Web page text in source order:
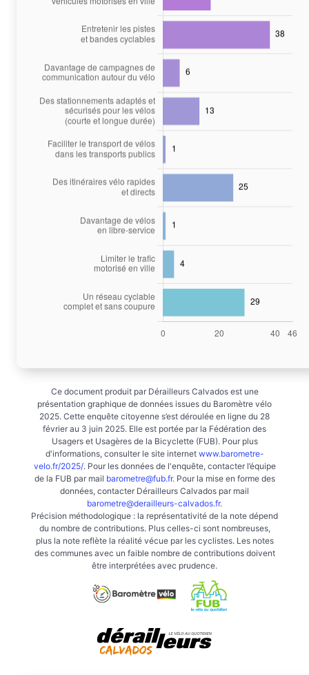
Ce document produit par Dérailleurs Calvados est une
présentation graphique de données issues du Baromètre vélo
2025. Cette enquête citoyenne s’est déroulée en ligne du 28
février au 3 juin 2025. Elle est portée par la Fédération des
Usagers et Usagères de la Bicyclette (FUB). Pour plus
d'informations, consulter le site internet www.barometre-
velo.fr/2025/. Pour les données de l'enquête, contacter l’équipe
de la FUB par mail barometre@fub.fr. Pour la mise en forme des
données, contacter Dérailleurs Calvados par mail
barometre@derailleurs-calvados.fr.
Précision méthodologique : la représentativité de la note dépend
du nombre de contributions. Plus celles-ci sont nombreuses,
plus la note reflète la réalité vécue par les cyclistes. Les notes
des communes avec un faible nombre de contributions doivent
être interprétées avec prudence.